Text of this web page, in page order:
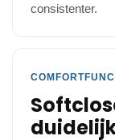
consistenter.